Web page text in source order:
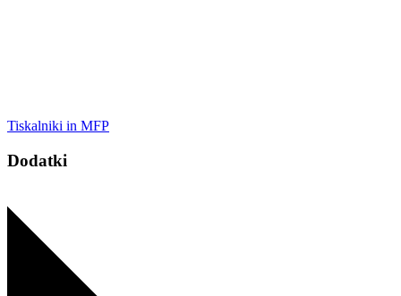
Tiskalniki in MFP
Dodatki